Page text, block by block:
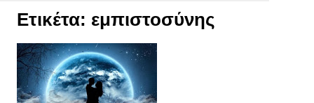
Ετικέτα: εμπιστοσύνης